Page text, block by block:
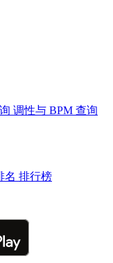
调性与 BPM 查询
名 排行榜